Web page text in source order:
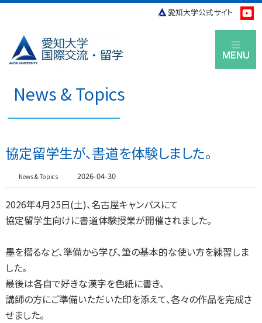
愛知大学公式サイト
News & Topics
協定留学生が、書道を体験しました。
News & Topics 2026-04-30
2026年4月25日(土)、名古屋キャンパスにて
協定留学生向けに書道体験授業が開催されました。
墨を摺るなど、準備から学び、筆の基本的な使い方を練習しま
した。
最後は各自で好きな漢字を色紙に書き、
講師の方にご準備いただいた印を添えて、各々の作品を完成さ
せました。